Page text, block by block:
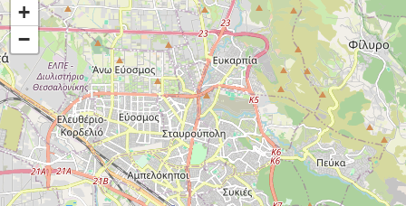
+
−